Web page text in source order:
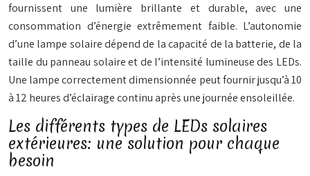
fournissent une lumière brillante et durable, avec une
consommation d’énergie extrêmement faible. L’autonomie
d’une lampe solaire dépend de la capacité de la batterie, de la
taille du panneau solaire et de l’intensité lumineuse des LEDs.
Une lampe correctement dimensionnée peut fournir jusqu’à 10
à 12 heures d’éclairage continu après une journée ensoleillée.
Les différents types de LEDs solaires
extérieures: une solution pour chaque
besoin